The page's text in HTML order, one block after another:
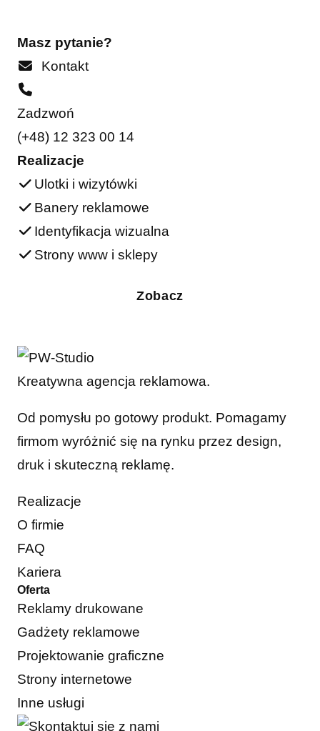
Masz pytanie?
Kontakt
Zadzwoń
(+48) 12 323 00 14
Realizacje
Ulotki i wizytówki
Banery reklamowe
Identyfikacja wizualna
Strony www i sklepy
Zobacz
Kreatywna agencja reklamowa.
Od pomysłu po gotowy produkt. Pomagamy
firmom wyróżnić się na rynku przez design,
druk i skuteczną reklamę.
Realizacje
O firmie
FAQ
Kariera
Oferta
Reklamy drukowane
Gadżety reklamowe
Projektowanie graficzne
Strony internetowe
Inne usługi